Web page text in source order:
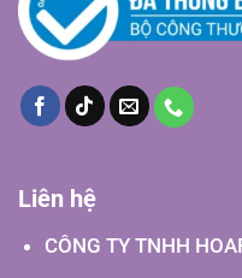
Liên hệ
CÔNG TY TNHH